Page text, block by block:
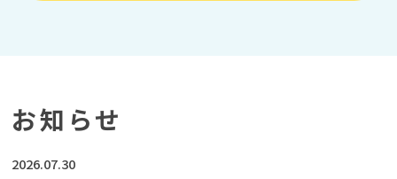
お知らせ
2026.07.30